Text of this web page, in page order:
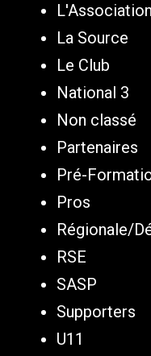
L'Association
La Source
Le Club
National 3
Non classé
Partenaires
Pré-
Pros
Régionale/
RSE
SASP
Supporters
U11